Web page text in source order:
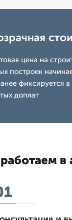
цена на
построек
фиксируется в
доплат
в